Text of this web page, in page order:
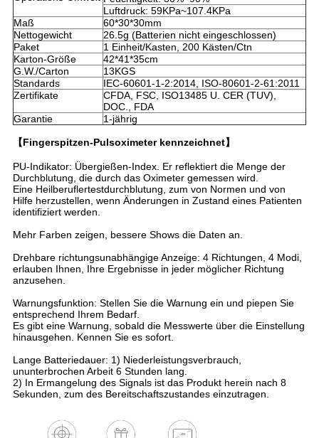
Luftdruck: 59KPa~107.4KPa
Maß
60*30*30mm
Nettogewicht
26.5g (Batterien nicht eingeschlossen)
Paket
1 Einheit/Kasten, 200 Kästen/Ctn
Karton-Größe
42*41*35cm
G.W./Carton
13KGS
Standards
IEC-60601-1-2:2014, ISO-80601-2-61:2011
Zertifikate
CFDA, FSC, ISO13485 U. CER (TUV),
DOC., FDA
Garantie
1-jährig
【Fingerspitzen-Pulsoximeter kennzeichnet】
PU-Indikator: Übergießen-Index. Er reflektiert die Menge der
Durchblutung, die durch das Oximeter gemessen wird.
Eine Heilberuflertestdurchblutung, zum von Normen und von
Hilfe herzustellen, wenn Änderungen in Zustand eines Patienten
identifiziert werden.
Mehr Farben zeigen, bessere Shows die Daten an.
Drehbare richtungsunabhängige Anzeige: 4 Richtungen, 4 Modi,
erlauben Ihnen, Ihre Ergebnisse in jeder möglicher Richtung
anzusehen.
Warnungsfunktion: Stellen Sie die Warnung ein und piepen Sie
entsprechend Ihrem Bedarf.
Es gibt eine Warnung, sobald die Messwerte über die Einstellung
hinausgehen. Kennen Sie es sofort.
Lange Batteriedauer: 1) Niederleistungsverbrauch,
ununterbrochen Arbeit 6 Stunden lang.
2) In Ermangelung des Signals ist das Produkt herein nach 8
Sekunden, zum des Bereitschaftszustandes einzutragen.